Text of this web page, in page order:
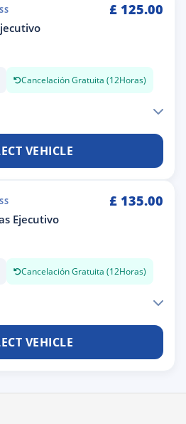
£ 125.00
Cancelación Gratuita (12Horas)
VEHICLE
£ 135.00
Ejecutivo
Cancelación Gratuita (12Horas)
VEHICLE